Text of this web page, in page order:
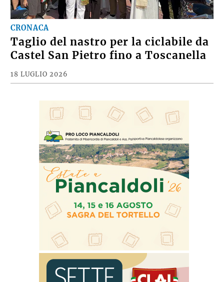
CRONACA
Taglio del nastro per la ciclabile da
Castel San Pietro fino a Toscanella
18 LUGLIO 2026